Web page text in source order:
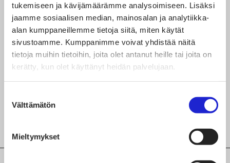
tukemiseen ja kävijämäärämme analysoimiseen. Lisäksi
jaamme sosiaalisen median, mainosalan ja analytiikka-
alan kumppaneillemme tietoja siitä, miten käytät
sivustoamme. Kumppanimme voivat yhdistää näitä
tietoja muihin tietoihin, joita olet antanut heille tai joita on
kerätty, kun olet käyttänyt heidän palvelujaan.
valinta
Välttämätön
Mieltymykset
TUTUSTU MYÖS NÄIHIN
JÄSENYRITYKSIIN
Luin Living
Decco Interiors Oy